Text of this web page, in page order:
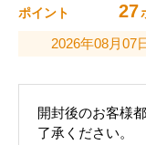
ポイント 27
2026年08月07
開封後のお客様
了承ください。